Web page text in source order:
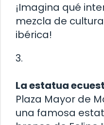
¡Imagina qué
mezcla de
ibérica!
3.
La estatua
Plaza Mayor de
una famosa